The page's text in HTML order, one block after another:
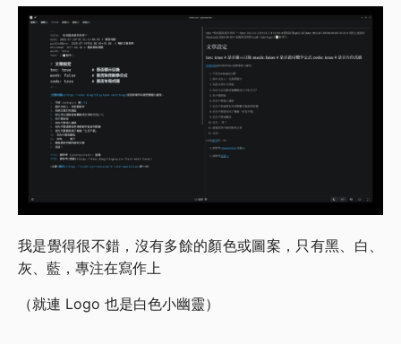
我是覺得很不錯，沒有多餘的顏色或圖案，只有黑、白、
灰、藍，專注在寫作上
（就連 Logo 也是白色小幽靈）